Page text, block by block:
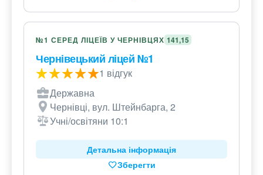
№1 СЕРЕД ЛІЦЕЇВ У ЧЕРНІВЦЯХ 141,15
Чернівецький ліцей №1
1 відгук
Державна
Чернівці, вул. Штейнбарга, 2
Учні/освітяни 10:1
Детальна інформація
Зберегти